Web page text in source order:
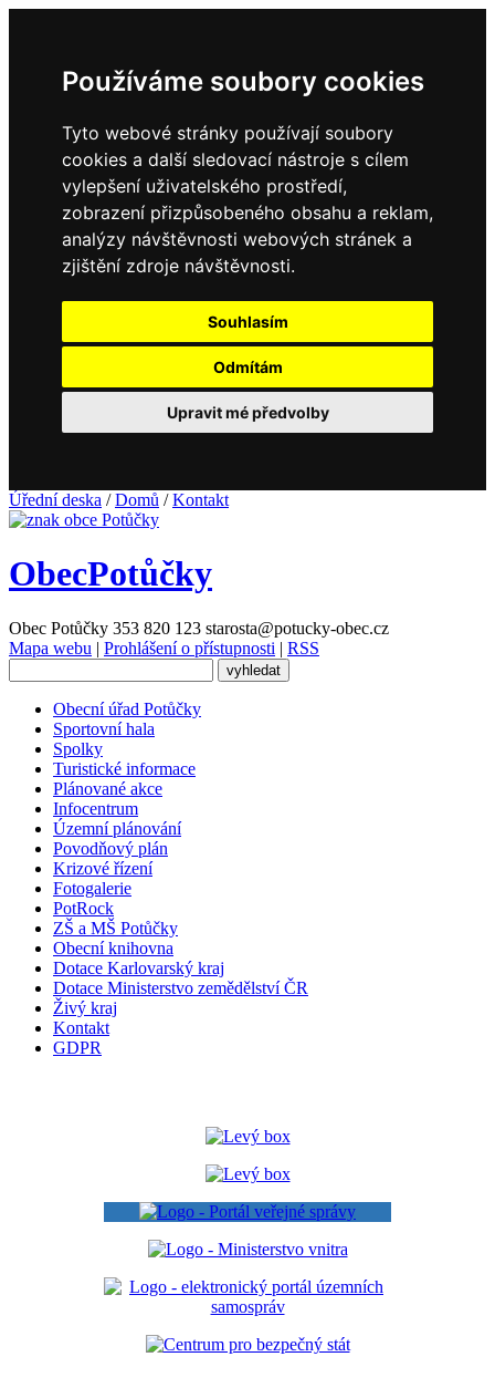
Používáme soubory cookies
Tyto webové stránky používají soubory
cookies a další sledovací nástroje s cílem
vylepšení uživatelského prostředí,
zobrazení přizpůsobeného obsahu a reklam,
analýzy návštěvnosti webových stránek a
zjištění zdroje návštěvnosti.
Souhlasím
Odmítám
Upravit mé předvolby
Úřední deska / Domů / Kontakt
ObecPotůčky
Obec Potůčky 353 820 123 starosta@potucky-obec.cz
Mapa webu | Prohlášení o přístupnosti | RSS
Obecní úřad Potůčky
Sportovní hala
Spolky
Turistické informace
Plánované akce
Infocentrum
Územní plánování
Povodňový plán
Krizové řízení
Fotogalerie
PotRock
ZŠ a MŠ Potůčky
Obecní knihovna
Dotace Karlovarský kraj
Dotace Ministerstvo zemědělství ČR
Živý kraj
Kontakt
GDPR